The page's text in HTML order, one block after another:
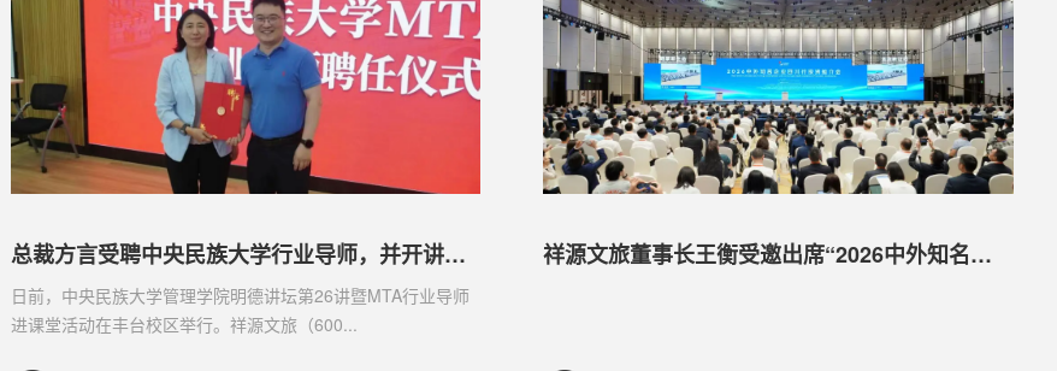
总裁方言受聘中央民族大学行业导师，并开讲《旅游景区投资与转型道路探索》
日前，中央民族大学管理学院明德讲坛第26讲暨MTA行业导师
进课堂活动在丰台校区举行。祥源文旅（600...
祥源文旅董事长王衡受邀出席“2026中外知名企业四川行”，政企携手共促四川文商旅产业发展